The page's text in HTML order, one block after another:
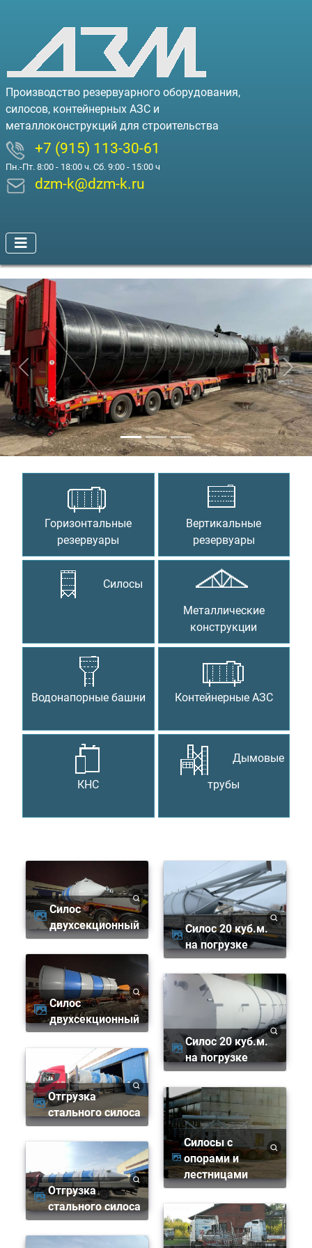
Производство резервуарного оборудования,
силосов, контейнерных АЗС и
металлоконструкций для строительства
+7 (915) 113-30-61
Пн.-Пт. 8:00 - 18:00 ч. Сб. 9:00 - 15:00 ч
dzm-k@dzm-k.ru
Предыдущий
Горизонтальные
резервуары
Вертикальные
резервуары
Силосы
Металлические
конструкции
Водонапорные башни Контейнерные АЗС
КНС
Дымовые
трубы
Силос
двухсекционный
Силос
двухсекционный
Отгрузка
стального силоса
Отгрузка
стального силоса
Силос 20 куб.м.
на погрузке
Силос 20 куб.м.
на погрузке
Силосы с
опорами и
лестницами